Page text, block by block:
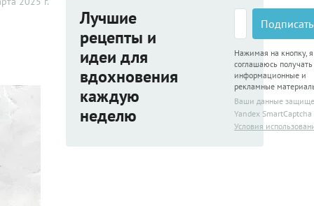
Лучшие
рецепты и
идеи для
вдохновения
каждую
неделю
Нажимая на кнопку, я
соглашаюсь получать
информационные и
рекламные
Ваши данные
Yandex SmartCaptcha
Условия